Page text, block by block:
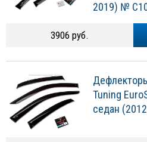
2019) №
3906 руб.
Tuning
седан